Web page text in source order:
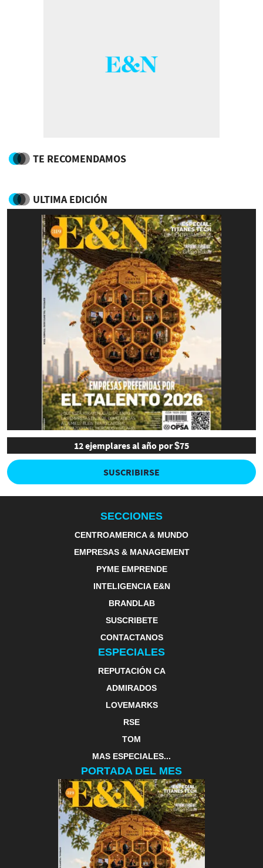
TE RECOMENDAMOS
ULTIMA EDICIÓN
12 ejemplares al año por $75
SUSCRIBIRSE
SECCIONES
CENTROAMERICA & MUNDO
EMPRESAS & MANAGEMENT
PYME EMPRENDE
INTELIGENCIA E&N
BRANDLAB
SUSCRIBETE
CONTACTANOS
ESPECIALES
REPUTACIÓN CA
ADMIRADOS
LOVEMARKS
RSE
TOM
MAS ESPECIALES...
PORTADA DEL MES